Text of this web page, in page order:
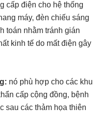
cấp điện cho hệ thống
máy, đèn chiếu sáng
toán nhằm tránh gián
kinh tế do mất điện gây
nó phù hợp cho các khu
cấp cộng đồng, bệnh
sau các thảm họa thiên